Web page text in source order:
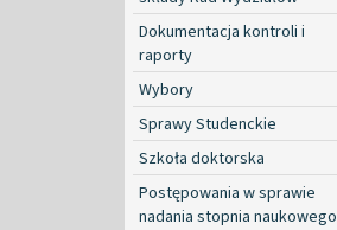
Dokumentacja kontroli i
raporty
Wybory
Sprawy Studenckie
Szkoła doktorska
Postępowania w sprawie
nadania stopnia naukowego